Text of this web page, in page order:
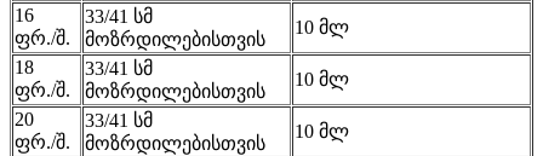
16
ფრ./შ.
33/41 სმ
მოზრდილებისთვის
10 მლ
18
ფრ./შ.
33/41 სმ
მოზრდილებისთვის
10 მლ
20
ფრ./შ.
33/41 სმ
მოზრდილებისთვის
10 მლ